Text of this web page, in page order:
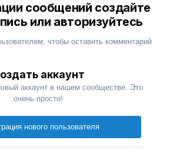
сообщений создайте
или авторизуйтесь
чтобы оставить комментарий
аккаунт
аккаунт в нашем сообществе. Это
очень просто!
нового пользователя